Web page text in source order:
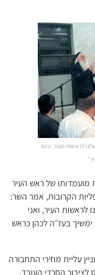
לראשות העיר, והוא
של ראש העיר
הקרובות, אמר השר:
לראשות העיר, ואני
ימשיך בעז״ה לכהן כראש
עליית מחירי התחבורה
לציבור החרדי העובד.